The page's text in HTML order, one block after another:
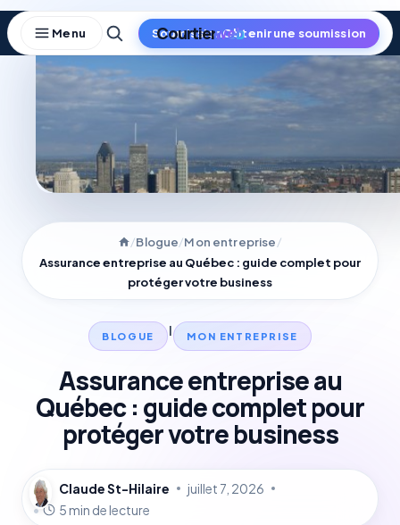
Skip
to
content
Obtenir une soumission
/Blogue/Mon entreprise/
Assurance entreprise au Québec : guide complet pour
protéger votre business
BLOGUE
|
MON ENTREPRISE
Assurance entreprise au
Québec : guide complet pour
protéger votre business
Claude St-Hilaire
juillet 7, 2026
5 min de lecture